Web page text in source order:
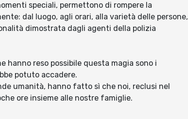
speciali, permettono di rompere la
dal luogo, agli orari, alla varietà delle persone,
dimostrata dagli agenti della polizia
hanno reso possibile questa magia sono i
potuto accadere.
umanità, hanno fatto sì che noi, reclusi nel
ore insieme alle nostre famiglie.